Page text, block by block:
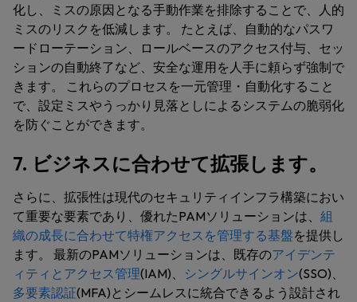
化し、ミスの原因となる手動作業を排除することで、人的
ミスのリスクを低減します。 たとえば、自動的なパスワ
ードローテーション、ロールベースのアクセス付与、セッ
ションの自動終了など、安全な運用を人手に頼らず強制で
きます。 これらのプロセスを一元管理・自動化すること
で、設定ミスやうっかり見落としによるシステムの脆弱化
を防ぐことができます。
7. ビジネスに合わせて拡張します。
さらに、拡張性は現代のセキュリティインフラ構築におい
て重要な要素であり、優れたPAMソリューションは、 組
織の成長に合わせて特権アクセスを管理する基盤を提供し
ます。 最新のPAMソリューションは、既存のアイデンテ
ィティとアクセス管理(IAM)、 シングルサインオン(SSO)、
多要素認証(MFA)とシームレスに統合できるよう設計され